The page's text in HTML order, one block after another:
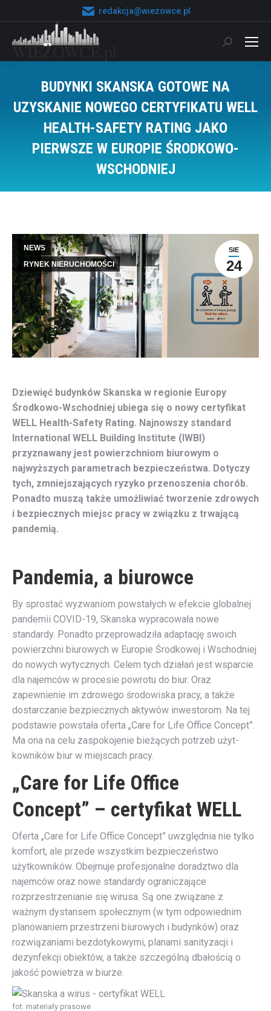
redakcja@wiezowce.pl
Szukaj:
BUDYNKI SKANSKA GOTOWE NA
UZYSKANIE NOWEGO CERTYFIKATU WELL
HEALTH-SAFETY RATING JAKO
PIERWSZE W EUROPIE ŚRODKOWO-
WSCHODNIEJ
SIE
24
NEWS
RYNEK NIERUCHOMOŚCI
Dziewięć budynków Skanska w regionie Europy
Środkowo-Wschodniej ubiega się o nowy certyfikat
WELL Health-Safety Rating. Najnowszy standard
International WELL Building Institute (IWBI)
przyznawany jest powierzchniom biurowym o
najwyższych parametrach bezpieczeństwa. Dotyczy
tych, zmniejszających ryzyko przenoszenia chorób.
Ponadto muszą także umożliwiać tworzenie zdrowych
i bezpiecznych miejsc pracy w związku z trwającą
pandemią.
Pandemia, a biurowce
By sprostać wyzwaniom powstałych w efekcie globalnej
pandemii COVID-19, Skanska wypracowała nowe
standardy. Ponadto przeprowadziła adaptację swoich
powierzchni biurowych w Euro­pie Środkowej i Wschodniej
do nowych wytycznych. Celem tych działań jest wsparcie
dla najemców w procesie pow­ro­tu do biur. Oraz
zapewnienie im zdrowego środowiska pracy, a także
dostarczanie bezpiecznych aktywów in­wes­to­rom. Na tej
podstawie powstała oferta „Care for Life Office Concept”.
Ma ona na celu zaspokojenie bieżących potrzeb użyt­
kowników biur w miejscach pracy.
„Care for Life Office
Concept” – certyfikat WELL
Oferta „Care for Life Office Concept” uwzględnia nie tylko
komfort, ale przede wszystkim bezpieczeństwo
użytkowników. Obejmuje profesjonalne doradztwo dla
najemców oraz nowe standardy ograniczające
rozprzestrzenianie się wirusa. Są one związane z
ważnym dystansem społecznym (w tym odpowiednim
planowaniem przestrzeni biurowych i budynków) oraz
rozwiązaniami bezdotykowymi, planami sanityzacji i
dezynfekcji obiektów, a także szczególną dbałością o
jakość powietrza w biurze.
fot. materiały prasowe